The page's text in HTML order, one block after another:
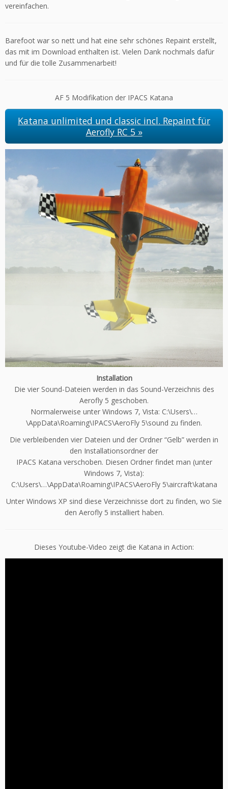
vereinfachen.
Barefoot war so nett und hat eine sehr schönes Repaint erstellt,
das mit im Download enthalten ist. Vielen Dank nochmals dafür
und für die tolle Zusammenarbeit!
AF 5 Modifikation der IPACS Katana
Katana unlimited und classic incl. Repaint für
Aerofly RC 5 »
Installation
Die vier Sound-Dateien werden in das Sound-Verzeichnis des
Aerofly 5 geschoben.
Normalerweise unter Windows 7, Vista: C:\Users\…
\AppData\Roaming\IPACS\AeroFly 5\sound zu finden.
Die verbleibenden vier Dateien und der Ordner “Gelb” werden in
den Installationsordner der
IPACS Katana verschoben. Diesen Ordner findet man (unter
Windows 7, Vista):
C:\Users\…\AppData\Roaming\IPACS\AeroFly 5\aircraft\katana
Unter Windows XP sind diese Verzeichnisse dort zu finden, wo Sie
den Aerofly 5 installiert haben.
Dieses Youtube-Video zeigt die Katana in Action: